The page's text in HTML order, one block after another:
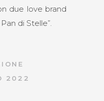
due love brand
di Stelle”.
2022